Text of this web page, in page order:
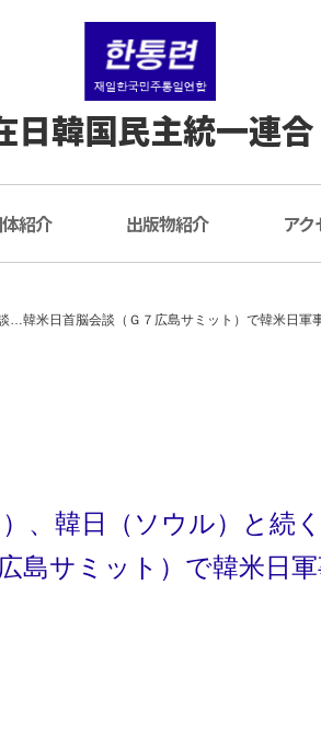
日韓国民主統一連合
紹介 出版物紹介 ア
…韓米日首脳会談（Ｇ７広島サミット）で韓米日軍
、韓日（ソウル）と続く
島サミット）で韓米日